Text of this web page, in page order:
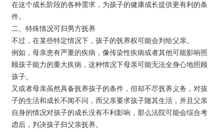
在这个成长阶段的各种需求，为孩子的健康成长提供更有利的条
件。
二、特殊情况可归男方抚养
不过，在某些特定情况下，孩子的抚养权可能会判给父亲。
例如，母亲患有严重的疾病，像传染性疾病或者其他可能影响照
顾孩子能力的重大疾病，这种情况下母亲可能无法全身心地照顾
孩子。
又或者母亲虽然具备抚养孩子的条件，但却不尽抚养义务，对孩
子的生活和成长不闻不问，而父亲要求孩子随其生活，并且父亲
自身的情况对孩子的成长没有不利影响，那么法院可能会综合考
虑后，判决孩子归父亲抚养。